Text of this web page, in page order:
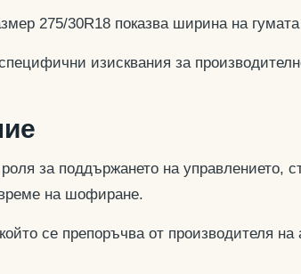
275/30R18 показва ширина на
изисквания за
за поддържането на управлението,
на шофиране.
се препоръчва от производителя